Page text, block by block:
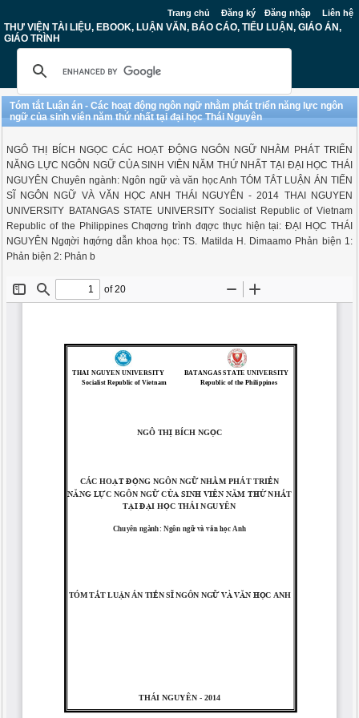
Trang chủ Đăng ký Đăng nhập Liên hệ
THƯ VIỆN TÀI LIỆU, EBOOK, LUẬN VĂN, BÁO CÁO, TIỂU LUẬN, GIÁO ÁN,
GIÁO TRÌNH
Tóm tắt Luận án - Các hoạt động ngôn ngữ nhằm phát triển năng lực ngôn
ngữ của sinh viên năm thứ nhất tại đại học Thái Nguyên
NGÔ THỊ BÍCH NGỌC CÁC HOẠT ĐỘNG NGÔN NGỮ NHẰM PHÁT TRIỂN
NĂNG LỰC NGÔN NGỮ CỦA SINH VIÊN NĂM THỨ NHẤT TẠI ĐẠI HỌC THÁI
NGUYÊN Chuyên ngành: Ngôn ngữ và văn học Anh TÓM TẮT LUẬN ÁN TIẾN
SĨ NGÔN NGỮ VÀ VĂN HỌC ANH THÁI NGUYÊN - 2014 THAI NGUYEN
UNIVERSITY BATANGAS STATE UNIVERSITY Socialist Republic of Vietnam
Republic of the Philippines Chƣơng trình đƣợc thực hiện tại: ĐẠI HỌC THÁI
NGUYÊN Ngƣời hƣớng dẫn khoa học: TS. Matilda H. Dimaamo Phản biện 1:
Phản biện 2: Phản b